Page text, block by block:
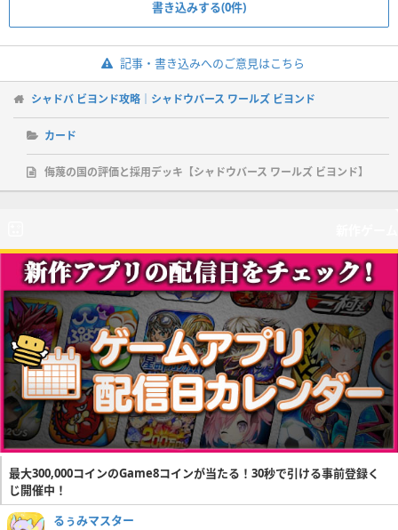
書き込みする(0件)
記事・書き込みへのご意見はこちら
シャドバ ビヨンド攻略｜シャドウバース ワールズ ビヨンド
カード
侮蔑の国の評価と採用デッキ【シャドウバース ワールズ ビヨンド】
最大300,000コインのGame8コインが当たる！30秒で引ける事前登録く
じ開催中！
るぅみマスター